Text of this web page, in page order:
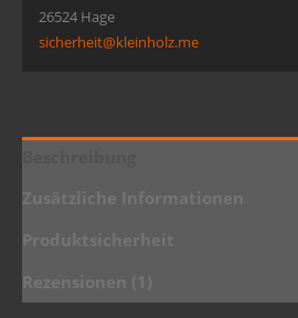
26524 Hage
sicherheit@kleinholz.me